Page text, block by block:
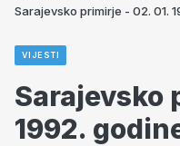
Sarajevsko primirje - 02. 01.
VIJESTI
Sarajevsko
1992.